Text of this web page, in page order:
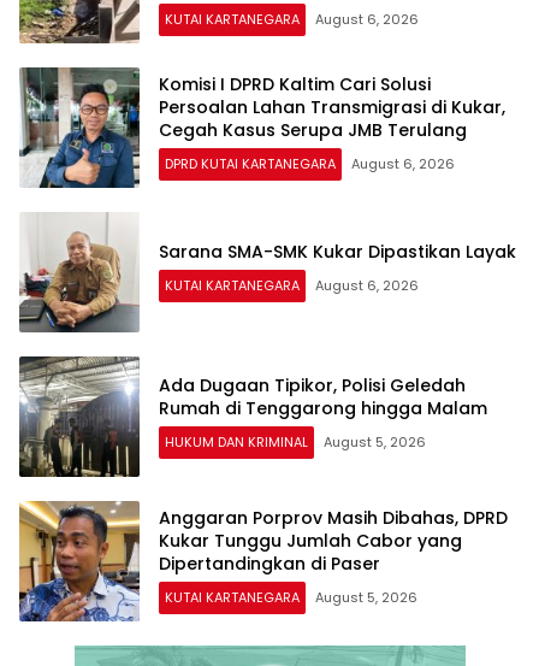
KUTAI KARTANEGARA August 6, 2026
Komisi I DPRD Kaltim Cari Solusi
Persoalan Lahan Transmigrasi di Kukar,
Cegah Kasus Serupa JMB Terulang
DPRD KUTAI KARTANEGARA August 6, 2026
Sarana SMA-SMK Kukar Dipastikan Layak
KUTAI KARTANEGARA August 6, 2026
Ada Dugaan Tipikor, Polisi Geledah
Rumah di Tenggarong hingga Malam
HUKUM DAN KRIMINAL August 5, 2026
Anggaran Porprov Masih Dibahas, DPRD
Kukar Tunggu Jumlah Cabor yang
Dipertandingkan di Paser
KUTAI KARTANEGARA August 5, 2026